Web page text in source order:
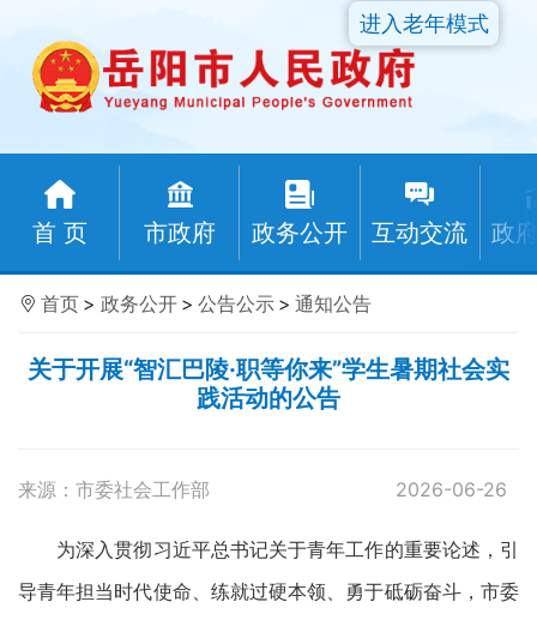
首 页 市政府 政务公开 互动交流 政
进入老年模式
首页 > 政务公开 > 公告公示 > 通知公告
关于开展“智汇巴陵·职等你来”学生暑期社会实
践活动的公告
来源：市委社会工作部 2026-06-26
为深入贯彻习近平总书记关于青年工作的重要论述，引
导青年担当时代使命、练就过硬本领、勇于砥砺奋斗，市委